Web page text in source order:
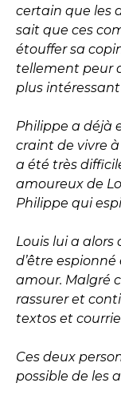
certain que les
sait que ces
étouffer sa
tellement peur
plus
Philippe a déjà
craint de vivre
a été très
amoureux de
Philippe qui
Louis lui a alors
d’être
amour. Malgré
rassurer et
textos et
Ces deux
possible de les